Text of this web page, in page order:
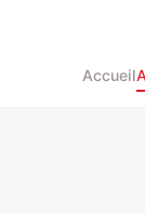
Accueil